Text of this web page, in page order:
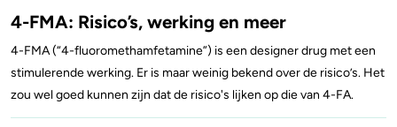
4-FMA: Risico’s, werking en meer
4-FMA (“4-fluoromethamfetamine”) is een designer drug met een
stimulerende werking. Er is maar weinig bekend over de risico’s. Het
zou wel goed kunnen zijn dat de risico's lijken op die van 4-FA.